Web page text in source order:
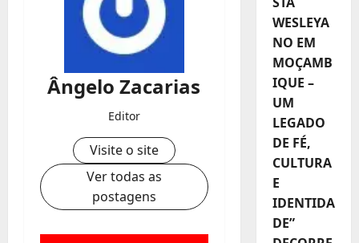
Ângelo Zacarias
Editor
Visite o site
Ver todas as
postagens
WESLEYA
NO EM
MOÇAMB
IQUE –
UM
LEGADO
DE FÉ,
CULTURA
E
IDENTIDA
DE”